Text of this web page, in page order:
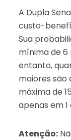
A Dupla
custo-
Sua
mínima de 6
entanto,
maiores são
máxima de
apenas em 1
Atenção: